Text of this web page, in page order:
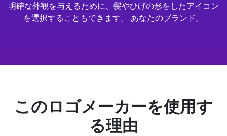
明確な外観を与えるために、髪やひげの形をしたアイコン
を選択することもできます。 あなたのブランド。
このロゴメーカーを使用す
る理由